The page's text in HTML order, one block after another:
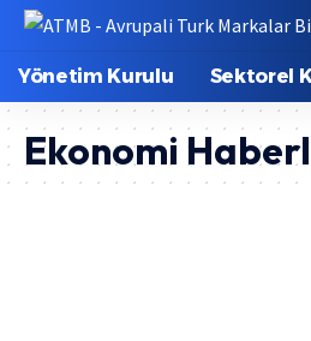
Yönetim Kurulu Sektorel
Ekonomi